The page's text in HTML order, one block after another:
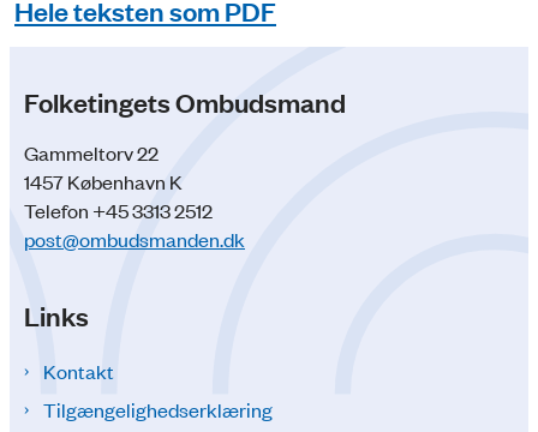
Hele teksten som PDF
Folketingets Ombudsmand
Gammeltorv 22
1457 København K
Telefon +45 3313 2512
post@ombudsmanden.dk
Links
Kontakt
Tilgængelighedserklæring